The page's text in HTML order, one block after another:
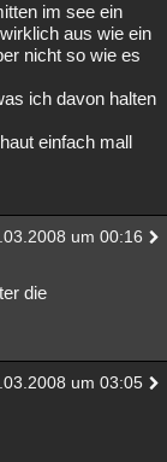
im see ein
aus wie ein
nicht so wie es
ich davon halten
einfach mall
um 00:16
die
um 03:05